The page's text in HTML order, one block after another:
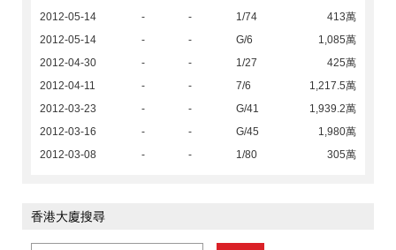
2012-05-14
- - 1/74
413萬
2012-05-14
- - G/6
1,085萬
2012-04-30
- - 1/27
425萬
2012-04-11
- - 7/6
1,217.5萬
2012-03-23
- - G/41
1,939.2萬
2012-03-16
- - G/45
1,980萬
2012-03-08
- - 1/80 305萬
香港大廈搜尋